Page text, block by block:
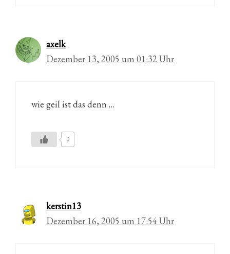
axelk
Dezember 13, 2005 um 01:32 Uhr
wie geil ist das denn …
0
kerstin13
Dezember 16, 2005 um 17:54 Uhr